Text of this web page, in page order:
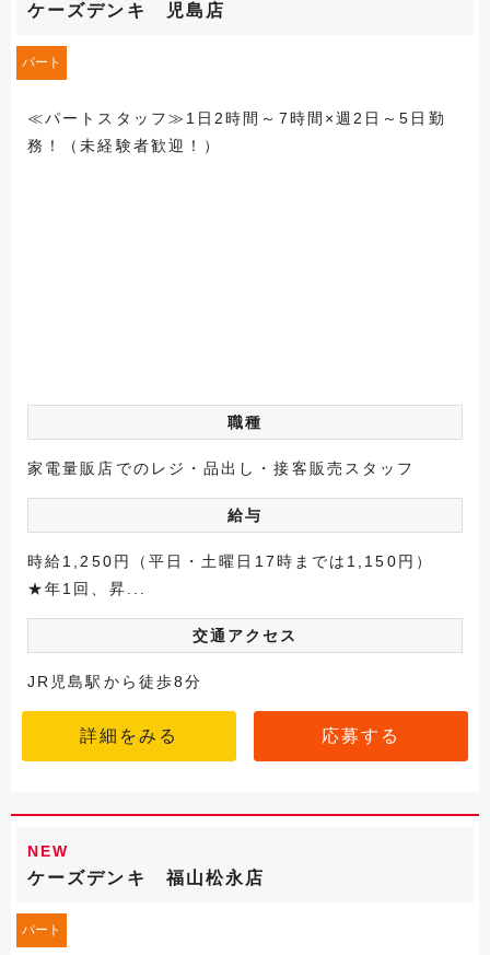
ケーズデンキ 児島店
パート
≪パートスタッフ≫1日2時間～7時間×週2日～5日勤
務！（未経験者歓迎！）
職種
家電量販店でのレジ・品出し・接客販売スタッフ
給与
時給1,250円（平日・土曜日17時までは1,150円）
★年1回、昇...
交通アクセス
JR児島駅から徒歩8分
詳細をみる 応募する
NEW
ケーズデンキ 福山松永店
パート